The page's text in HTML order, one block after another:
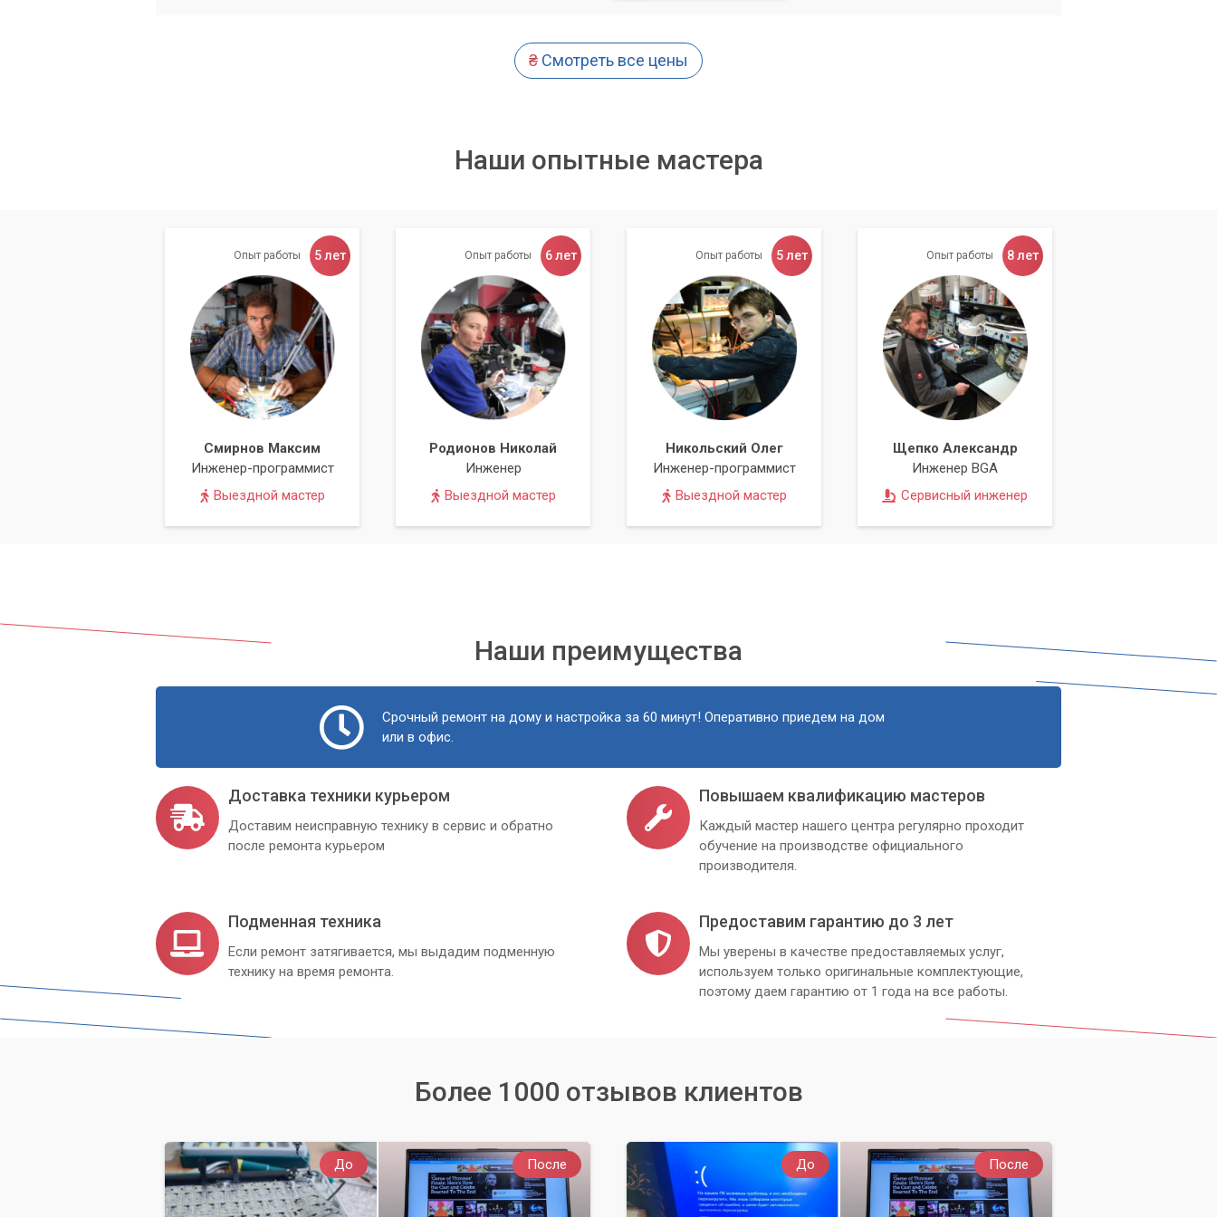
проходят обучение и всегда в курсе последних новинок и технологий в мире компьютерной техники. Они
используют современное диагностическое оборудование и профессиональный инструмент.
Оперативность выезда
Мы понимаем, что проблемы с компьютером часто требуют незамедлительного решения. Сервисный
центр «Компьютерный Мастер» организует максимально быстрый выезд специалиста по вашему адресу
в Киеве или области.
Мастер» и получите качественное и быстрое решение любых компьютерных
проблем на дому.
₴ Смотреть все цены
Наши опытные мастера
Опыт работы 5 лет
Смирнов Максим
Инженер-программист
Выездной мастер
Опыт работы 6 лет
Родионов Николай
Инженер
Выездной мастер
Опыт работы 5 лет
Никольский Олег
Инженер-программист
Выездной мастер
Опыт работы 8 лет
Щепко Александр
Инженер BGA
Сервисный инженер
Наши преимущества
Срочный ремонт на дому и настройка за 60 минут! Оперативно приедем на дом
или в офис.
Доставка техники курьером
Доставим неисправную технику в сервис и обратно
после ремонта курьером
Повышаем квалификацию мастеров
Каждый мастер нашего центра регулярно проходит
обучение на производстве официального
производителя.
Подменная техника
Если ремонт затягивается, мы выдадим подменную
технику на время ремонта.
Предоставим гарантию до 3 лет
Мы уверены в качестве предоставляемых услуг,
используем только оригинальные комплектующие,
поэтому даем гарантию от 1 года на все работы.
Более 1000 отзывов клиентов
До После До После